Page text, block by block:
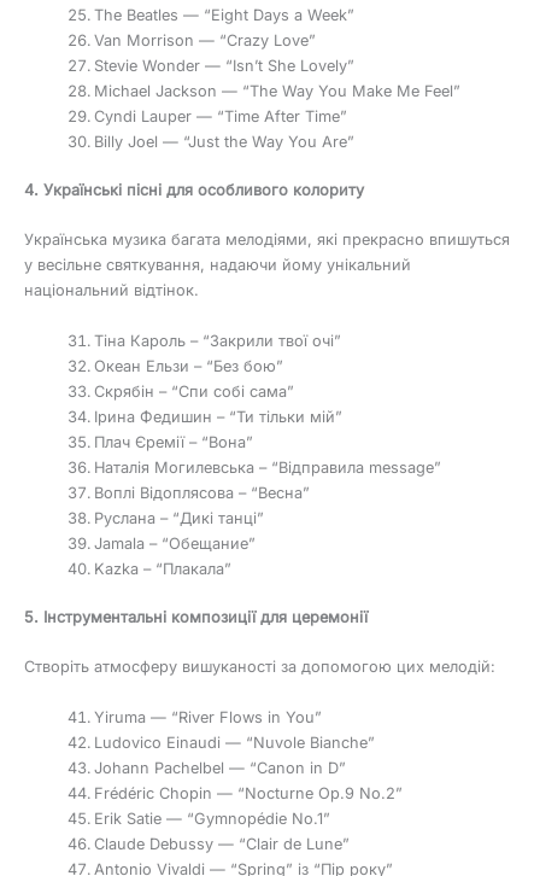
The Beatles — “Eight Days a Week”
Van Morrison — “Crazy Love”
Stevie Wonder — “Isn’t She Lovely”
Michael Jackson — “The Way You Make Me Feel”
Cyndi Lauper — “Time After Time”
Billy Joel — “Just the Way You Are”
4. Українські пісні для особливого колориту
Українська музика багата мелодіями, які прекрасно впишуться
у весільне святкування, надаючи йому унікальний
національний відтінок.
Тіна Кароль – “Закрили твої очі”
Океан Ельзи – “Без бою”
Скрябін – “Спи собі сама”
Ірина Федишин – “Ти тільки мій”
Плач Єремії – “Вона”
Наталія Могилевська – “Відправила message”
Воплі Відоплясова – “Весна”
Руслана – “Дикі танці”
Jamala – “Обещание”
Kazka – “Плакала”
5. Інструментальні композиції для церемонії
Створіть атмосферу вишуканості за допомогою цих мелодій:
Yiruma — “River Flows in You”
Ludovico Einaudi — “Nuvole Bianche”
Johann Pachelbel — “Canon in D”
Frédéric Chopin — “Nocturne Op.9 No.2”
Erik Satie — “Gymnopédie No.1”
Claude Debussy — “Clair de Lune”
Antonio Vivaldi — “Spring” із “Пір року”